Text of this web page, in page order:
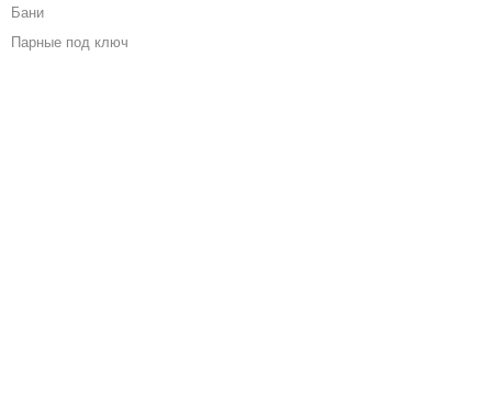
Бани
Парные под ключ